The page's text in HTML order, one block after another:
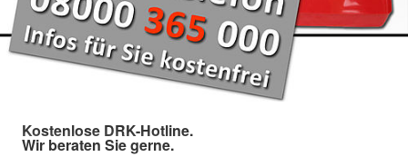
Kostenlose DRK-Hotline.
Wir beraten Sie gerne.